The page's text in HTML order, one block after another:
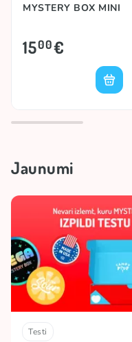
MYSTERY BOX MINI
1500€
Jaunumi
Testi